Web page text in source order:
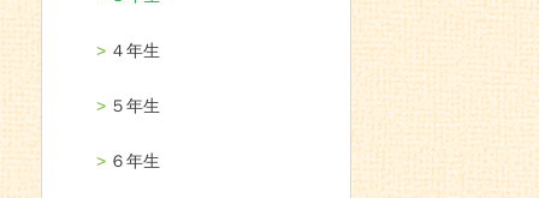
４年生
５年生
６年生